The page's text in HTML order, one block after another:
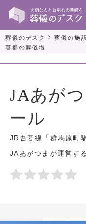
葬儀のデスク >葬儀の施
妻郡の葬儀場
JAあが
ール
JR吾妻線「群馬原町駅
JAあがつまが運営す